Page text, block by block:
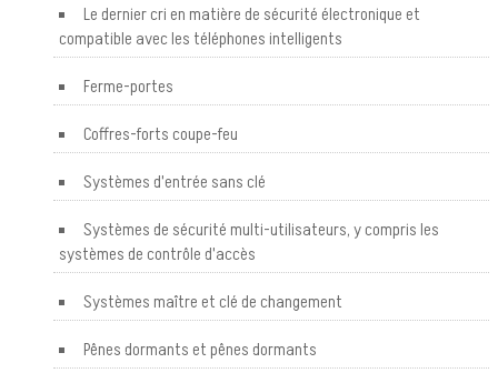
Le dernier cri en matière de sécurité électronique et
compatible avec les téléphones intelligents
Ferme-portes
Coffres-forts coupe-feu
Systèmes d'entrée sans clé
Systèmes de sécurité multi-utilisateurs, y compris les
systèmes de contrôle d'accès
Systèmes maître et clé de changement
Pênes dormants et pênes dormants